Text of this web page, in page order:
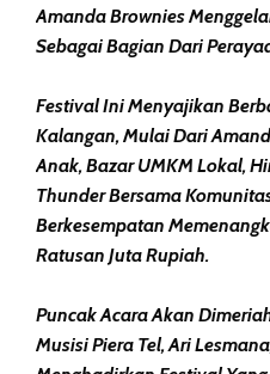
Amanda Brownies
Sebagai Bagian Dari
Festival Ini Menyajikan
Kalangan, Mulai Dari
Anak, Bazar UMKM Lokal,
Thunder Bersama
Berkesempatan
Ratusan Juta Rupiah.
Puncak Acara Akan
Musisi Piera Tel, Ari